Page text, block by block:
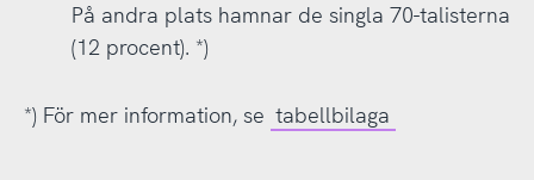
På andra plats hamnar de singla 70-talisterna
(12 procent). *)
*) För mer information, se tabellbilaga